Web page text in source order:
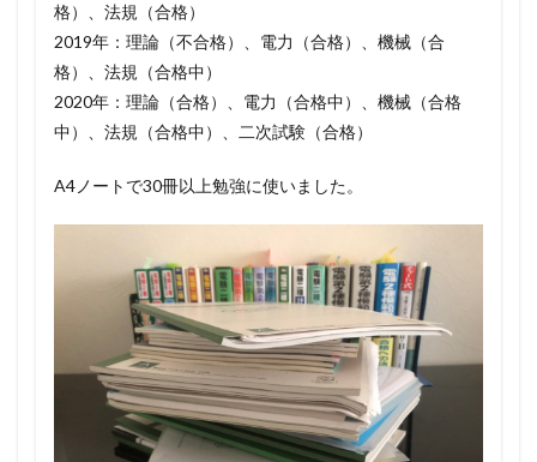
格）、法規（合格）
2019年：理論（不合格）、電力（合格）、機械（合
格）、法規（合格中）
2020年：理論（合格）、電力（合格中）、機械（合格
中）、法規（合格中）、二次試験（合格）
A4ノートで30冊以上勉強に使いました。